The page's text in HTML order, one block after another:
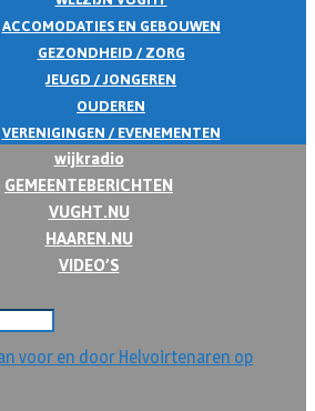
ACCOMODATIES EN GEBOUWEN
GEZONDHEID / ZORG
JEUGD / JONGEREN
OUDEREN
VERENIGINGEN / EVENEMENTEN
wijkradio
GEMEENTEBERICHTEN
VUGHT.NU
HAAREN.NU
VIDEO’S